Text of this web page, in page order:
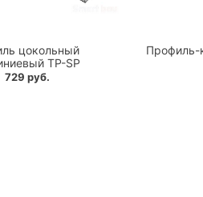
цокольный
TP-SP
729 руб.
Профиль-